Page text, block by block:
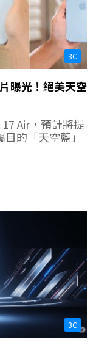
3C
曝光！絕美天空
Air，預計將提
的「天空藍」
3C